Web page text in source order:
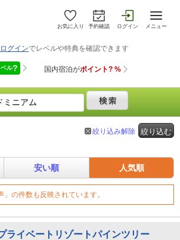
お気に入り 予約確認 ログイン メニュー
絞り込む
絞り込み解除
安い順 人気順
の件数も反映されています。
イベートリゾートパインツリー